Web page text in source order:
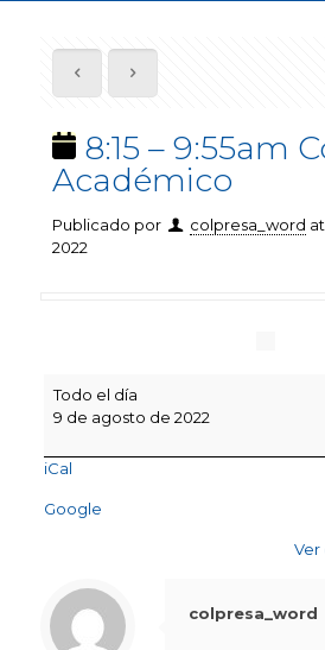
8:15 – 9:55am
Académico
Publicado por colpresa_word at
2022
9:55am
Académico
Todo el día
9 de agosto de 2022
iCal
Google
colpresa_word